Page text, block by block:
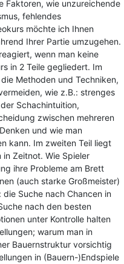
Faktoren, wie unzureichende
fehlendes
möchte ich Ihnen
Ihrer Partie umzugehen.
wenn man keine
in 2 Teile gegliedert. Im
Methoden und Techniken,
wie z.B.: strenges
Schachintuition,
zwischen mehreren
und wie man
kann. Im zweiten Teil liegt
Zeitnot. Wie Spieler
ihre Probleme am Brett
(auch starke Großmeister)
Suche nach Chancen in
nach den besten
unter Kontrolle halten
warum man in
Bauernstruktur vorsichtig
in (Bauern-)Endspiele